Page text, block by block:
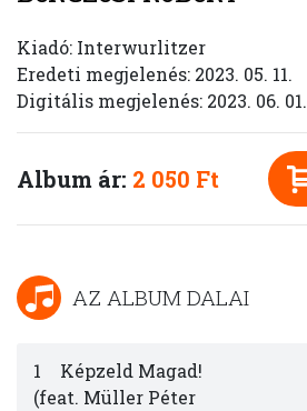
Kiadó: Interwurlitzer
Eredeti megjelenés: 2023. 05. 11.
Digitális megjelenés: 2023. 06. 01.
Album ár: 2 050 Ft
AZ ALBUM DALAI
1
Képzeld Magad!
(feat. Müller Péter